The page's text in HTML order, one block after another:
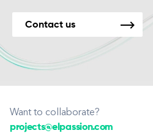
Contact us
Want to collaborate?
projects@elpassion.com